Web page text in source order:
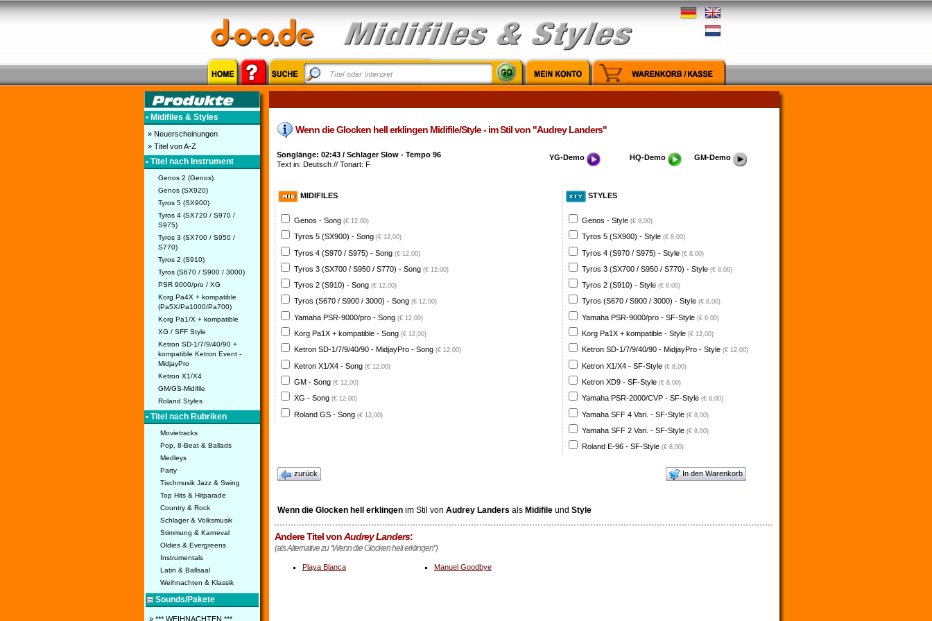
• Midifiles & Styles
» Neuerscheinungen
» Titel von A-Z
• Titel nach Instrument
Genos 2 (Genos)
Genos (SX920)
Tyros 5 (SX900)
Tyros 4 (SX720 / S970 /
S975)
Tyros 3 (SX700 / S950 /
S770)
Tyros 2 (S910)
Tyros (S670 / S900 / 3000)
PSR 9000/pro / XG
Korg Pa4X + kompatible
(Pa5X/Pa1000/Pa700)
Korg Pa1/X + kompatible
XG / SFF Style
Ketron SD-1/7/9/40/90 +
kompatible Ketron Event -
MidjayPro
Ketron X1/X4
GM/GS-Midifile
Roland Styles
• Titel nach Rubriken
Movietracks
Pop, 8-Beat & Ballads
Medleys
Party
Tischmusik Jazz & Swing
Top Hits & Hitparade
Country & Rock
Schlager & Volksmusik
Stimmung & Karneval
Oldies & Evergreens
Instrumentals
Latin & Ballsaal
Weihnachten & Klassik
Sounds/Pakete
» *** WEIHNACHTEN ***
Wenn die Glocken hell erklingen Midifile/Style - im Stil von "Audrey Landers"
Songlänge: 02:43 / Schlager Slow - Tempo 96
Text in: Deutsch // Tonart: F
YG-Demo HQ-Demo GM-Demo
MIDIFILES
Genos - Song (€ 12,00)
Tyros 5 (SX900) - Song (€ 12,00)
Tyros 4 (S970 / S975) - Song (€ 12,00)
Tyros 3 (SX700 / S950 / S770) - Song (€ 12,00)
Tyros 2 (S910) - Song (€ 12,00)
Tyros (S670 / S900 / 3000) - Song (€ 12,00)
Yamaha PSR-9000/pro - Song (€ 12,00)
Korg Pa1X + kompatible - Song (€ 12,00)
Ketron SD-1/7/9/40/90 - MidjayPro - Song (€ 12,00)
Ketron X1/X4 - Song (€ 12,00)
GM - Song (€ 12,00)
XG - Song (€ 12,00)
Roland GS - Song (€ 12,00)
STYLES
Genos - Style (€ 8,00)
Tyros 5 (SX900) - Style (€ 8,00)
Tyros 4 (S970 / S975) - Style (€ 8,00)
Tyros 3 (SX700 / S950 / S770) - Style (€ 8,00)
Tyros 2 (S910) - Style (€ 8,00)
Tyros (S670 / S900 / 3000) - Style (€ 8,00)
Yamaha PSR-9000/pro - SF-Style (€ 8,00)
Korg Pa1X + kompatible - Style (€ 12,00)
Ketron SD-1/7/9/40/90 - MidjayPro - Style (€ 12,00)
Ketron X1/X4 - SF-Style (€ 8,00)
Ketron XD9 - SF-Style (€ 8,00)
Yamaha PSR-2000/CVP - SF-Style (€ 8,00)
Yamaha SFF 4 Vari. - SF-Style (€ 8,00)
Yamaha SFF 2 Vari. - SF-Style (€ 8,00)
Roland E-96 - SF-Style (€ 8,00)
zurück In den Warenkorb
Wenn die Glocken hell erklingenim Stil von Audrey Landers als Midifileund Style
Andere Titel vonAudrey Landers:
(als Alternative zu "Wenn die Glocken hell erklingen")
Playa Blanca Manuel Goodbye